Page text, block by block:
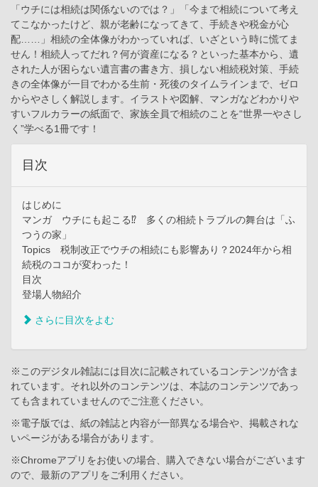
「ウチには相続は関係ないのでは？」「今まで相続について考え
てこなかったけど、親が老齢になってきて、手続きや税金が心
配……」相続の全体像がわかっていれば、いざという時に慌てま
せん！相続人ってだれ？何が資産になる？といった基本から、遺
された人が困らない遺言書の書き方、損しない相続税対策、手続
きの全体像が一目でわかる生前・死後のタイムラインまで、ゼロ
からやさしく解説します。イラストや図解、マンガなどわかりや
すいフルカラーの紙面で、家族全員で相続のことを“世界一やさし
く”学べる1冊です！
目次
はじめに
マンガ ウチにも起こる⁉ 多くの相続トラブルの舞台は「ふ
つうの家」
Topics 税制改正でウチの相続にも影響あり？2024年から相
続税のココが変わった！
目次
登場人物紹介
さらに目次をよむ
※このデジタル雑誌には目次に記載されているコンテンツが含ま
れています。それ以外のコンテンツは、本誌のコンテンツであっ
ても含まれていませんのでご注意ください。
※電子版では、紙の雑誌と内容が一部異なる場合や、掲載されな
いページがある場合があります。
※Chromeアプリをお使いの場合、購入できない場合がございます
ので、最新のアプリをご利用ください。